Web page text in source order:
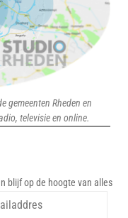
gemeenten Rheden en
televisie en online.
blijf op de hoogte van alles